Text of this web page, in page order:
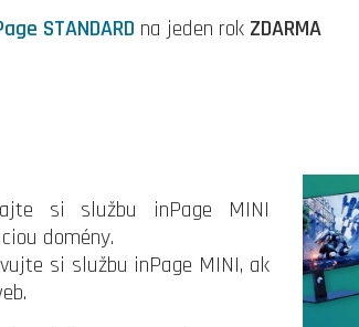
STANDARD na jeden rok ZDARMA
si službu inPage MINI
domény.
si službu inPage MINI, ak